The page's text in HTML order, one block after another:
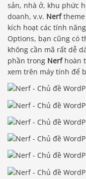
sản, nhà ở, khu phức
doanh, v.v. Nerftheme
kích hoạt các tính
Options, bạn cũng có
không cần mã rất dễ
phần trong Nerfhoàn
xem trên máy tính để